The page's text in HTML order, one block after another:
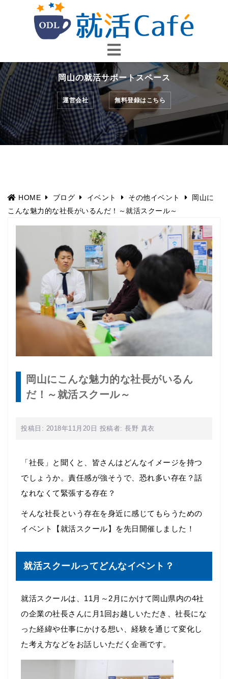
へ
ス
キ
ッ
プ
岡山の就活サポートスペース
運営会社 無料登録はこちら
HOME ブログ イベント その他イベント
岡山に
こんな魅力的な社長がいるんだ！～就活スクール～
岡山にこんな魅力的な社長がいるん
だ！～就活スクール～
投稿日: 2018年11月20日 投稿者: 長野 真衣
「社長」と聞くと、皆さんはどんなイメージを持つ
でしょうか。責任感が強そうで、恐れ多い存在？話
なれなくて緊張する存在？
そんな社長という存在を身近に感じてもらうための
イベント【就活スクール】を先日開催しました！
就活スクールってどんなイベント？
就活スクールは、11月～2月にかけて岡山県内の4社
の企業の社長さんに月1回お越しいただき、社長にな
った経緯や仕事にかける想い、経験を通じて変化し
た考え方などをお話しいただく企画です。